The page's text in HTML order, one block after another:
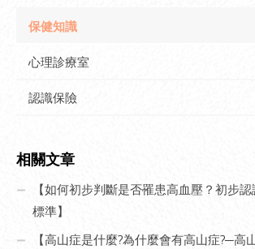
保健知識
心理診療室
認識保險
相關文章
【如何初步判斷是否罹患高血壓？初步
標準】
【高山症是什麼?為什麼會有高山症?─高